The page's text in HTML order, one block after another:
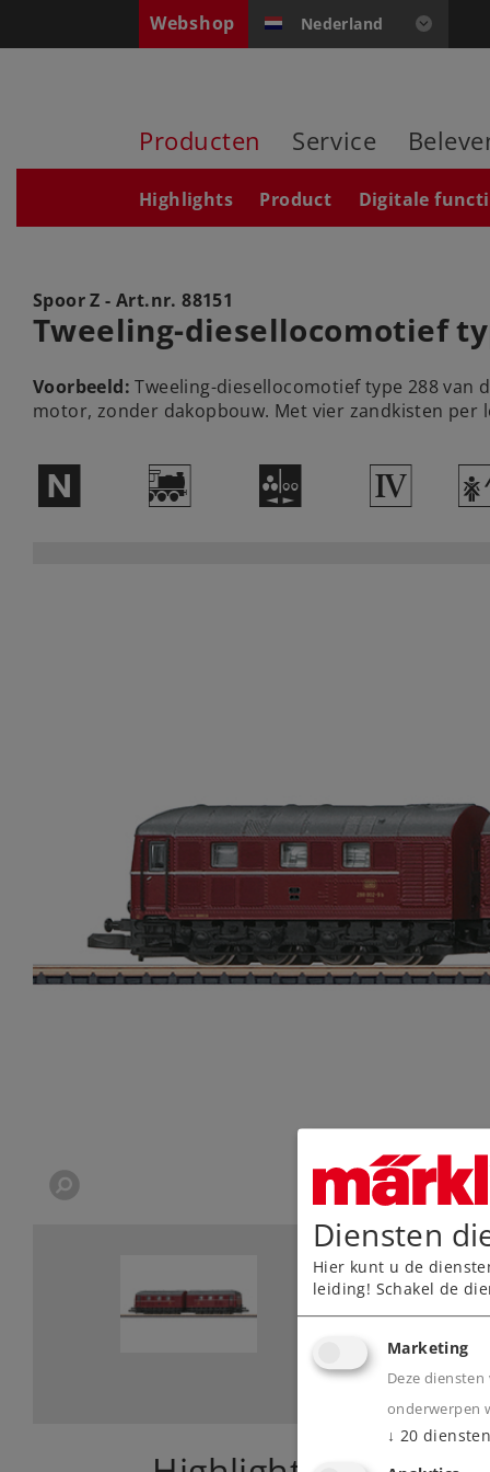
Webshop Nederland
Producten Service
Highlights Product Digitale
Spoor Z - Art.nr.88151
Tweeling-diesellocomotief
Voorbeeld: Tweeling-diesellocomotief type 288 van
motor, zonder dakopbouw. Met vier zandkisten per
$ ( N 4
Diensten
Hier kunt u de
leiding! Schakel de
Marketing
Deze
onderwerpen
↓ 20 diensten